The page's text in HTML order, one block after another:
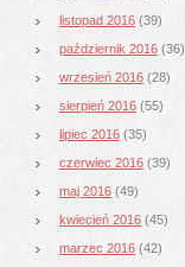
listopad 2016 (39)
październik 2016 (36)
wrzesień 2016 (28)
sierpień 2016 (55)
lipiec 2016 (35)
czerwiec 2016 (39)
maj 2016 (49)
kwiecień 2016 (45)
marzec 2016 (42)